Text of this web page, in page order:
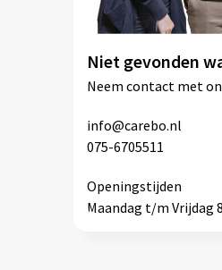
Niet gevonden
Neem contact met
info@carebo.nl
075-6705511
Openingstijden
Maandag t/m Vrijdag